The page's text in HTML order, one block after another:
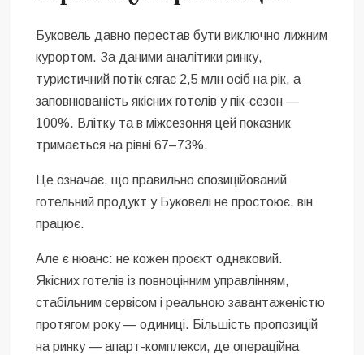
Буковель давно перестав бути виключно лижним
курортом. За даними аналітики ринку,
туристичний потік сягає 2,5 млн осіб на рік, а
заповнюваність якісних готелів у пік-сезон —
100%. Влітку та в міжсезоння цей показник
тримається на рівні 67–73%.
Це означає, що правильно спозиційований
готельний продукт у Буковелі не простоює, він
працює.
Але є нюанс: не кожен проєкт однаковий.
Якісних готелів із повноцінним управлінням,
стабільним сервісом і реальною завантаженістю
протягом року — одиниці. Більшість пропозицій
на ринку — апарт-комплекси, де операційна